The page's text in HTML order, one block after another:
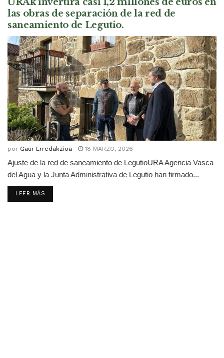
las obras de separación de la red de
saneamiento de Legutio.
por Gaur Erredakzioa 18 MARZO, 2026
Ajuste de la red de saneamiento de LegutioURA Agencia Vasca
del Agua y la Junta Administrativa de Legutio han firmado...
LEER MÁS